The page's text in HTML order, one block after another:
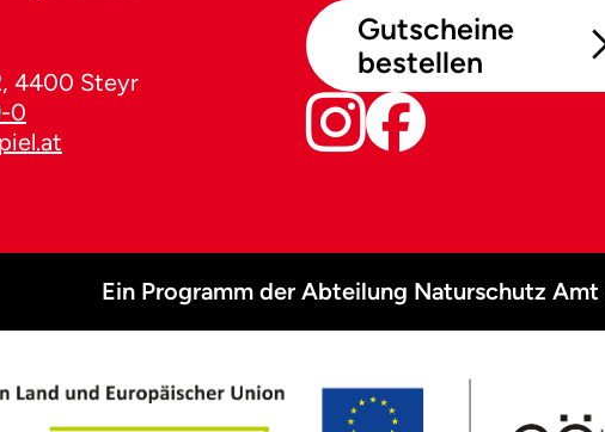
4400 Steyr
0
Gutscheine
bestellen
Ein Programm der Abteilung Naturschutz